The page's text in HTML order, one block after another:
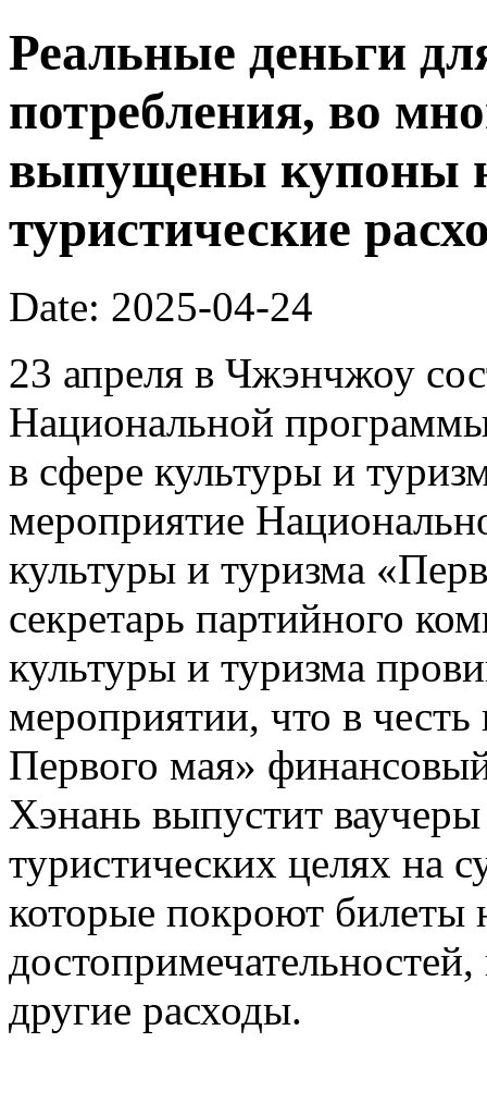
Реальные деньги
потребления, во
выпущены купоны
туристические
Date: 2025-04-24
23 апреля в Чжэнчжоу
Национальной
в сфере культуры и
мероприятие
культуры и туризма
секретарь партийного
культуры и туризма
мероприятии, что в
Первого мая»
Хэнань выпустит
туристических целях на
которые покроют билеты
другие расходы.